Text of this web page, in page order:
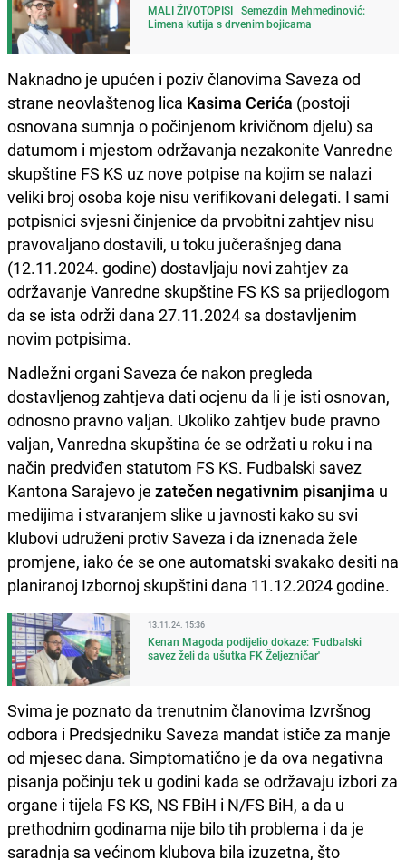
MALI ŽIVOTOPISI | Semezdin Mehmedinović:
Limena kutija s drvenim bojicama
Naknadno je upućen i poziv članovima Saveza od
strane neovlaštenog lica Kasima Cerića (postoji
osnovana sumnja o počinjenom krivičnom djelu) sa
datumom i mjestom održavanja nezakonite Vanredne
skupštine FS KS uz nove potpise na kojim se nalazi
veliki broj osoba koje nisu verifikovani delegati. I sami
potpisnici svjesni činjenice da prvobitni zahtjev nisu
pravovaljano dostavili, u toku jučerašnjeg dana
(12.11.2024. godine) dostavljaju novi zahtjev za
održavanje Vanredne skupštine FS KS sa prijedlogom
da se ista održi dana 27.11.2024 sa dostavljenim
novim potpisima.
Nadležni organi Saveza će nakon pregleda
dostavljenog zahtjeva dati ocjenu da li je isti osnovan,
odnosno pravno valjan. Ukoliko zahtjev bude pravno
valjan, Vanredna skupština će se održati u roku i na
način predviđen statutom FS KS. Fudbalski savez
Kantona Sarajevo je zatečen negativnim pisanjima u
medijima i stvaranjem slike u javnosti kako su svi
klubovi udruženi protiv Saveza i da iznenada žele
promjene, iako će se one automatski svakako desiti na
planiranoj Izbornoj skupštini dana 11.12.2024 godine.
13.11.24. 15:36
Kenan Magoda podijelio dokaze: 'Fudbalski
savez želi da ušutka FK Željezničar'
Svima je poznato da trenutnim članovima Izvršnog
odbora i Predsjedniku Saveza mandat ističe za manje
od mjesec dana. Simptomatično je da ova negativna
pisanja počinju tek u godini kada se održavaju izbori za
organe i tijela FS KS, NS FBiH i N/FS BiH, a da u
prethodnim godinama nije bilo tih problema i da je
saradnja sa većinom klubova bila izuzetna, što